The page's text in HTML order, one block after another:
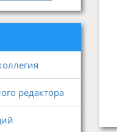
редактора